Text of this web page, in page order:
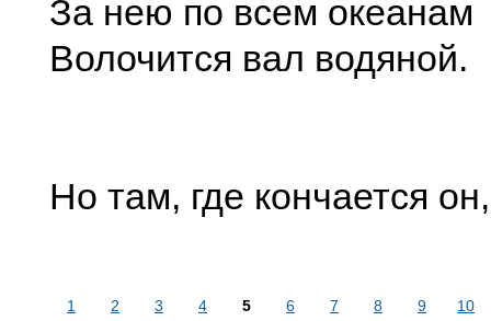
За нею по всем океанам
Волочится вал водяной.
Но там, где кончается он,
1 2 3 4 5 6 7 8 9
10